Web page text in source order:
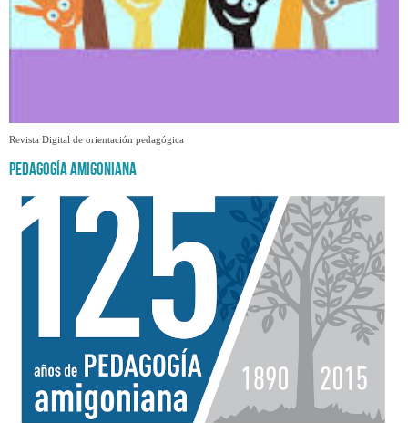
Revista Digital de orientación pedagógica
Pedagogía Amigoniana